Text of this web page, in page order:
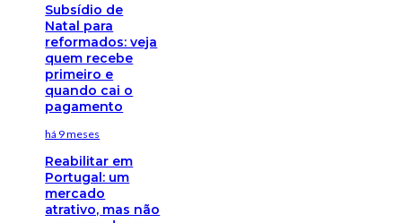
Subsídio de
Natal para
reformados: veja
quem recebe
primeiro e
quando cai o
pagamento
há 9 meses
Reabilitar em
Portugal: um
mercado
atrativo, mas não